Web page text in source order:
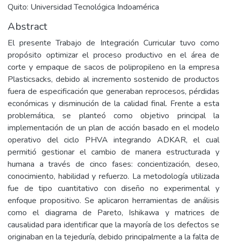
Quito: Universidad Tecnológica Indoamérica
Abstract
El presente Trabajo de Integración Curricular tuvo como
propósito optimizar el proceso productivo en el área de
corte y empaque de sacos de polipropileno en la empresa
Plasticsacks, debido al incremento sostenido de productos
fuera de especificación que generaban reprocesos, pérdidas
económicas y disminución de la calidad final. Frente a esta
problemática, se planteó como objetivo principal la
implementación de un plan de acción basado en el modelo
operativo del ciclo PHVA integrando ADKAR, el cual
permitió gestionar el cambio de manera estructurada y
humana a través de cinco fases: concientización, deseo,
conocimiento, habilidad y refuerzo. La metodología utilizada
fue de tipo cuantitativo con diseño no experimental y
enfoque propositivo. Se aplicaron herramientas de análisis
como el diagrama de Pareto, Ishikawa y matrices de
causalidad para identificar que la mayoría de los defectos se
originaban en la tejeduría, debido principalmente a la falta de